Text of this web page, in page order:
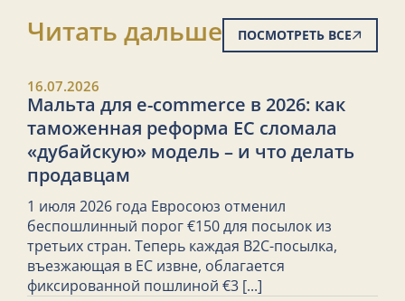
Читать дальше ПОСМОТРЕТЬ ВСЕ
16.07.2026
Мальта для e-commerce в 2026: как
таможенная реформа ЕС сломала
«дубайскую» модель – и что делать
продавцам
1 июля 2026 года Евросоюз отменил
беспошлинный порог €150 для посылок из
третьих стран. Теперь каждая B2C-посылка,
въезжающая в ЕС извне, облагается
фиксированной пошлиной €3 [...]